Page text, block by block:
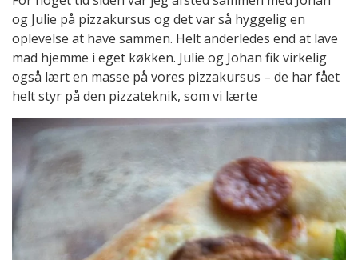
og Julie på pizzakursus og det var så hyggelig en
oplevelse at have sammen. Helt anderledes end at lave
mad hjemme i eget køkken. Julie og Johan fik virkelig
også lært en masse på vores pizzakursus – de har fået
helt styr på den pizzateknik, som vi lærte